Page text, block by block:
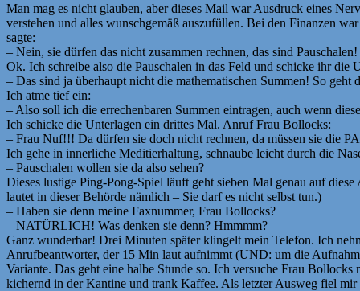
Man mag es nicht glauben, aber dieses Mail war Ausdruck eines
verstehen und alles wunschgemäß auszufüllen. Bei den Finanzen
sagte:
– Nein, sie dürfen das nicht zusammen rechnen, das sind Pauschalen!
Ok. Ich schreibe also die Pauschalen in das Feld und schicke ihr
– Das sind ja überhaupt nicht die mathematischen Summen! So geht
Ich atme tief ein:
– Also soll ich die errechenbaren Summen eintragen, auch wenn
Ich schicke die Unterlagen ein drittes Mal. Anruf Frau Bollocks:
– Frau Nuf!!! Da dürfen sie doch nicht rechnen, da müssen sie die
Ich gehe in innerliche Meditierhaltung, schnaube leicht durch die
– Pauschalen wollen sie da also sehen?
Dieses lustige Ping-Pong-Spiel läuft geht sieben Mal genau auf
lautet in dieser Behörde nämlich – Sie darf es nicht selbst tun.)
– Haben sie denn meine Faxnummer, Frau Bollocks?
– NATÜRLICH! Was denken sie denn? Hmmmm?
Ganz wunderbar! Drei Minuten später klingelt mein Telefon. Ich
Anrufbeantworter, der 15 Min laut aufnimmt (UND: um die
Variante. Das geht eine halbe Stunde so. Ich versuche Frau
kichernd in der Kantine und trank Kaffee. Als letzter Ausweg fiel